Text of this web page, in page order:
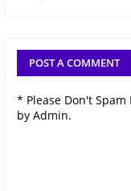
POST A COMMENT
* Please Don't
by Admin.